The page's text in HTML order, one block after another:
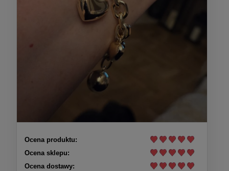
Ocena produktu:
Ocena sklepu:
Ocena dostawy: